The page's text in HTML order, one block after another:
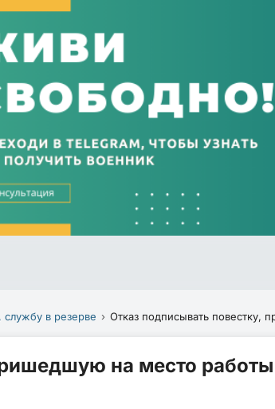
в резерве Отказ подписывать повестку,
на место работы